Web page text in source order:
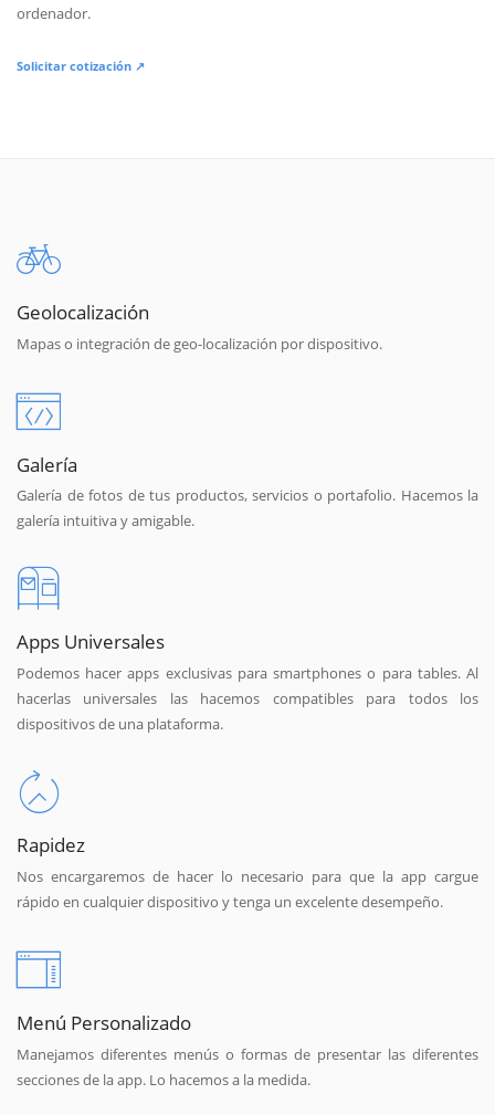
ordenador.
Solicitar cotización ↗
Geolocalización
Mapas o integración de geo-localización por dispositivo.
Galería
Galería de fotos de tus productos, servicios o portafolio. Hacemos la
galería intuitiva y amigable.
Apps Universales
Podemos hacer apps exclusivas para smartphones o para tables. Al
hacerlas universales las hacemos compatibles para todos los
dispositivos de una plataforma.
Rapidez
Nos encargaremos de hacer lo necesario para que la app cargue
rápido en cualquier dispositivo y tenga un excelente desempeño.
Menú Personalizado
Manejamos diferentes menús o formas de presentar las diferentes
secciones de la app. Lo hacemos a la medida.